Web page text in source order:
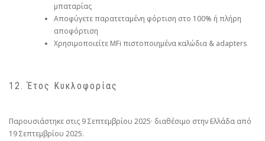
μπαταρίας
Αποφύγετε παρατεταμένη φόρτιση στο 100% ή πλήρη
αποφόρτιση
Χρησιμοποιείτε MFi πιστοποιημένα καλώδια & adapters
12. Έτος Κυκλοφορίας
Παρουσιάστηκε στις 9 Σεπτεμβρίου 2025· διαθέσιμο στην Ελλάδα από
19 Σεπτεμβρίου 2025.